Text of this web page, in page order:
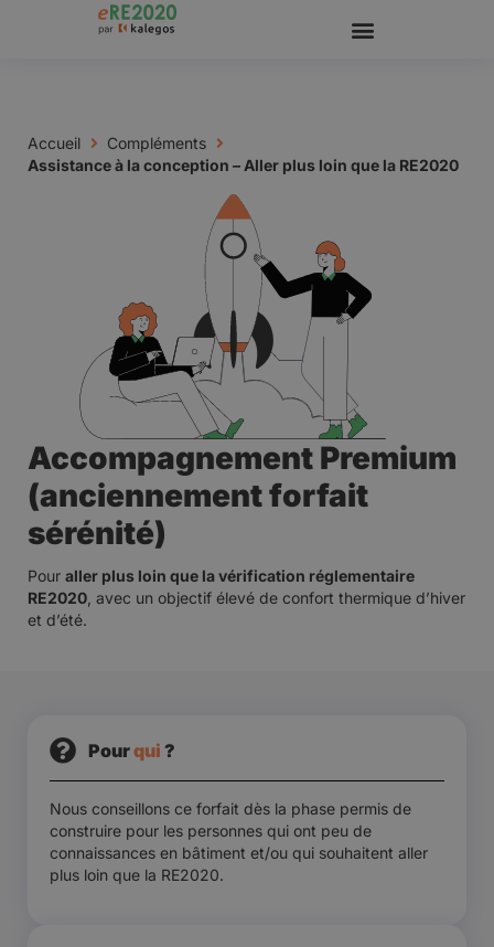
Accueil
Compléments
Assistance à la conception – Aller plus loin que la RE2020
Accompagnement Premium
(anciennement forfait
sérénité)
Pour aller plus loin que la vérification réglementaire
RE2020 , avec un objectif élevé de confort thermique d’hiver
et d’été.
Pourqui ?​
Nous conseillons ce forfait dès la phase permis de
construire pour les personnes qui ont peu de
connaissances en bâtiment et/ou qui souhaitent aller
plus loin que la RE2020.